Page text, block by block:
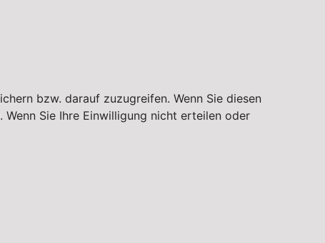
bzw. darauf zuzugreifen. Wenn Sie diesen
Sie Ihre Einwilligung nicht erteilen oder